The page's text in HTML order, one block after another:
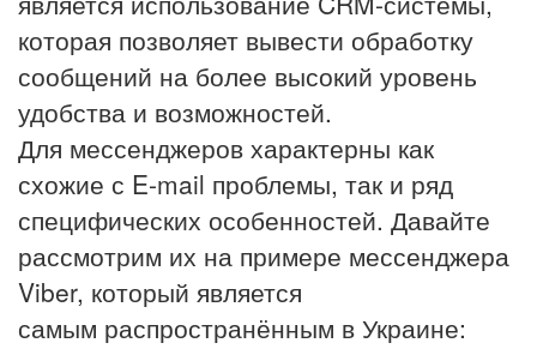
которая позволяет вывести обработку
сообщений на более высокий уровень
удобства и возможностей.
Для мессенджеров характерны как
схожие с E-mail проблемы, так и ряд
специфических особенностей. Давайте
рассмотрим их на примере мессенджера
Viber, который является
самым распространённым в Украине: